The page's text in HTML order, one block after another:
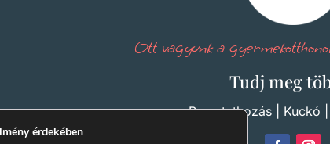
Ott vagyunk a
Tudj meg
Bemutatkozás| Kuckó
érdekében